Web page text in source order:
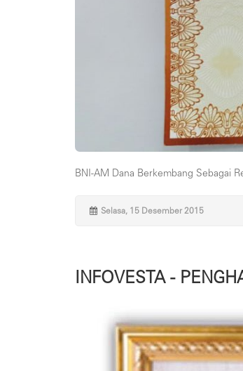
BNI-AM Dana Berkembang Sebagai
Selasa, 15 Desember 2015
INFOVESTA -